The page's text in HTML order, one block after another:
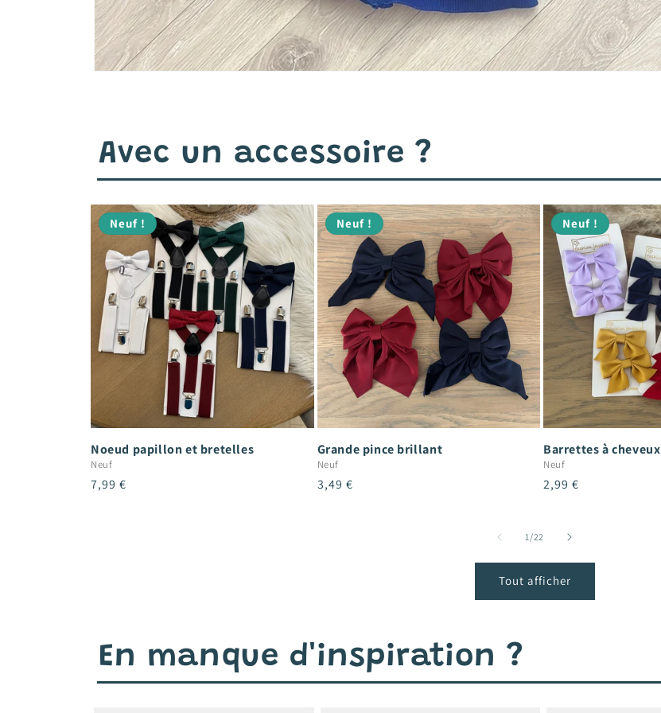
Avec un accessoire ?
Neuf !
Noeud papillon et bretelles
Neuf
Prix
7,99 €
Neuf !
Grande pince brillant
Neuf
Prix
3,49 €
Neuf !
Barrettes à cheveux
Neuf
Prix
2,99 €
1 /de
22
Tout afficher
En manque d'inspiration ?